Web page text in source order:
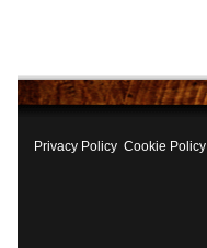
Privacy Policy Cookie Policy